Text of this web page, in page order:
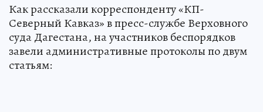
Как рассказали корреспонденту «КП-
Северный Кавказ» в пресс-службе Верховного
суда Дагестана, на участников беспорядков
завели административные протоколы по двум
статьям: